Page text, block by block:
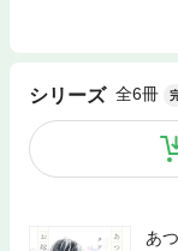
シリーズ 全6冊
あ